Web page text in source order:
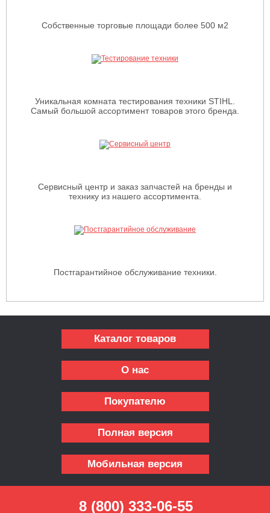
Собственные торговые площади более 500 м2
Уникальная комната тестирования техники STIHL.
Самый большой ассортимент товаров этого бренда.
Сервисный центр и заказ запчастей на бренды и
технику из нашего ассортимента.
Постгарантийное обслуживание техники.
Каталог товаров
О нас
Покупателю
Полная версия
Мобильная версия
8 (800) 333-06-55